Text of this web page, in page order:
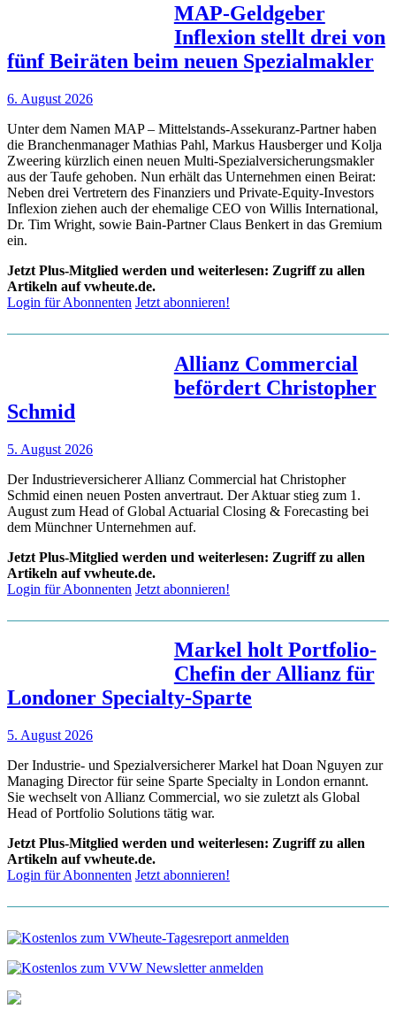
MAP-Geldgeber
Inflexion stellt drei von
fünf Beiräten beim neuen Spezialmakler
6. August 2026
Unter dem Namen MAP – Mittelstands-Assekuranz-Partner haben
die Branchenmanager Mathias Pahl, Markus Hausberger und Kolja
Zweering kürzlich einen neuen Multi-Spezialversicherungsmakler
aus der Taufe gehoben. Nun erhält das Unternehmen einen Beirat:
Neben drei Vertretern des Finanziers und Private-Equity-Investors
Inflexion ziehen auch der ehemalige CEO von Willis International,
Dr. Tim Wright, sowie Bain-Partner Claus Benkert in das Gremium
ein.
Jetzt Plus-Mitglied werden und weiterlesen: Zugriff zu allen
Artikeln auf vwheute.de.
Login für Abonnenten Jetzt abonnieren!
Allianz Commercial
befördert Christopher
Schmid
5. August 2026
Der Industrieversicherer Allianz Commercial hat Christopher
Schmid einen neuen Posten anvertraut. Der Aktuar stieg zum 1.
August zum Head of Global Actuarial Closing & Forecasting bei
dem Münchner Unternehmen auf.
Jetzt Plus-Mitglied werden und weiterlesen: Zugriff zu allen
Artikeln auf vwheute.de.
Login für Abonnenten Jetzt abonnieren!
Markel holt Portfolio-
Chefin der Allianz für
Londoner Specialty-Sparte
5. August 2026
Der Industrie- und Spezialversicherer Markel hat Doan Nguyen zur
Managing Director für seine Sparte Specialty in London ernannt.
Sie wechselt von Allianz Commercial, wo sie zuletzt als Global
Head of Portfolio Solutions tätig war.
Jetzt Plus-Mitglied werden und weiterlesen: Zugriff zu allen
Artikeln auf vwheute.de.
Login für Abonnenten Jetzt abonnieren!